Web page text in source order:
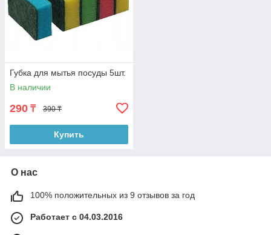
Губка для мытья посуды 5шт.
В наличии
290 ₸ 390 ₸
Купить
О нас
100% положительных из 9 отзывов за год
Работает с 04.03.2016